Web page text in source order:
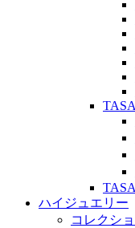
ハイジュエリー
コレクシ